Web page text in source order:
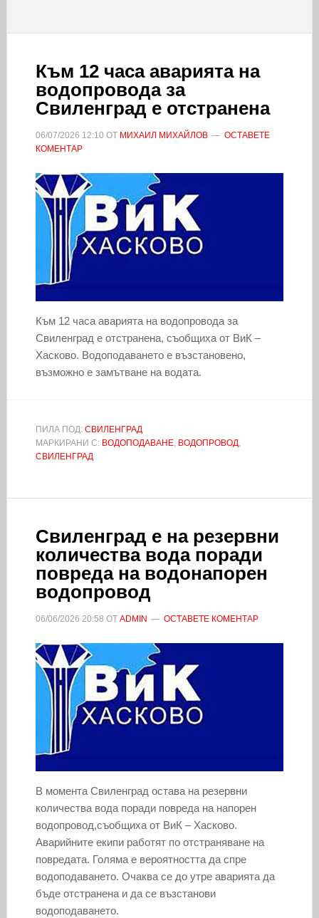
Към 12 часа аварията на
водопровода за
Свиленград е отстранена
06/07/2026 12:10 ОТ МИХАИЛ МИХАЙЛОВ
ОСТАВЕТЕ
КОМЕНТАР
Към 12 часа аварията на водопровода за
Свиленград е отстранена, съобщиха от ВиК –
Хасково. Водоподаването е възстановено,
възможно е замътване на водата.
ПИЛА ПОД: СВИЛЕНГРАД
МАРКИРАНИ С: ВОДОПОДАВАНЕ, ВОДОПРОВОД,
СВИЛЕНГРАД
Свиленград е на резервни
количества вода поради
повреда на водонапорен
водопровод
06/06/2026 20:58 ОТ ADMIN ОСТАВЕТЕ КОМЕНТАР
В момента Свиленград остава на резервни
количества вода поради повреда на напорен
водопровод,съобщиха от ВиК – Хасково.
Аварийните екипи работят по отстраняване на
повредата. Голяма е вероятността да спре
водоподаването. Очаква се до утре аварията да
бъде отстранена и да се възстанови
водоподаването.